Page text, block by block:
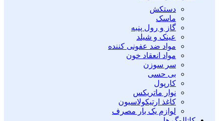
دستکش
ماسک
گاز و رول پنبه
عینک و شیلد
مواد ضد عفونی کننده
مواد انعقاد خون
سر سوزن
بی حسی
کارپول
نوار ماتریکس
کاغذ ارتیکولاسیون
لوازم یک بار مصرف